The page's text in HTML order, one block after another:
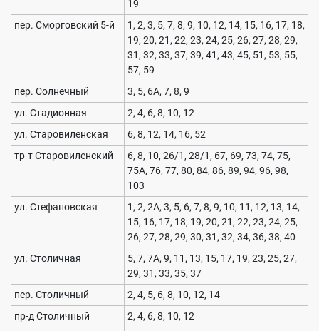
19
пер. Сморговский 5-й
1, 2, 3, 5, 7, 8, 9, 10, 12, 14, 15, 16, 17, 18,
19, 20, 21, 22, 23, 24, 25, 26, 27, 28, 29,
31, 32, 33, 37, 39, 41, 43, 45, 51, 53, 55,
57, 59
пер. Солнечный
3, 5, 6А, 7, 8, 9
ул. Стадионная
2, 4, 6, 8, 10, 12
ул. Старовиленская
6, 8, 12, 14, 16, 52
тр-т Старовиленский
6, 8, 10, 26/1, 28/1, 67, 69, 73, 74, 75,
75А, 76, 77, 80, 84, 86, 89, 94, 96, 98,
103
ул. Стефановская
1, 2, 2А, 3, 5, 6, 7, 8, 9, 10, 11, 12, 13, 14,
15, 16, 17, 18, 19, 20, 21, 22, 23, 24, 25,
26, 27, 28, 29, 30, 31, 32, 34, 36, 38, 40
ул. Столичная
5, 7, 7А, 9, 11, 13, 15, 17, 19, 23, 25, 27,
29, 31, 33, 35, 37
пер. Столичный
2, 4, 5, 6, 8, 10, 12, 14
пр-д Столичный
2, 4, 6, 8, 10, 12